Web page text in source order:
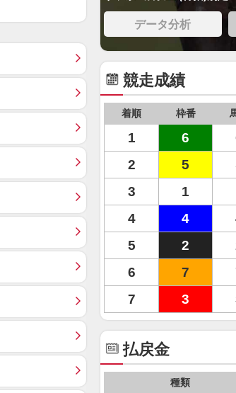
データ分析
競走成績
着順 枠番
1 6
2
5
3
1
4
4
5
2
6
7
7
3
払戻金
種類